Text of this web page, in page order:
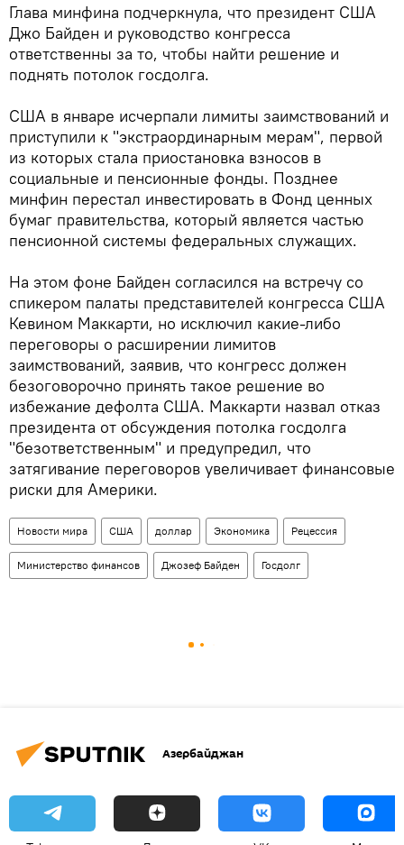
Глава минфина подчеркнула, что президент США
Джо Байден и руководство конгресса
ответственны за то, чтобы найти решение и
поднять потолок госдолга.
США в январе исчерпали лимиты заимствований и
приступили к "экстраординарным мерам", первой
из которых стала приостановка взносов в
социальные и пенсионные фонды. Позднее
минфин перестал инвестировать в Фонд ценных
бумаг правительства, который является частью
пенсионной системы федеральных служащих.
На этом фоне Байден согласился на встречу со
спикером палаты представителей конгресса США
Кевином Маккарти, но исключил какие-либо
переговоры о расширении лимитов
заимствований, заявив, что конгресс должен
безоговорочно принять такое решение во
избежание дефолта США. Маккарти назвал отказ
президента от обсуждения потолка госдолга
"безответственным" и предупредил, что
затягивание переговоров увеличивает финансовые
риски для Америки.
Новости мира США доллар Экономика Рецессия
Министерство финансов Джозеф Байден Госдолг
Азербайджан